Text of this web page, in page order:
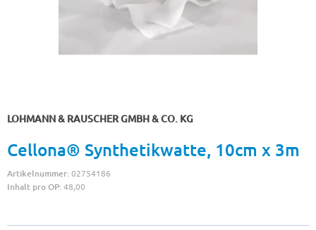
LOHMANN & RAUSCHER GMBH & CO. KG
Cellona® Synthetikwatte, 10cm x 3m
Artikelnummer:02754186
Inhalt pro OP:48,00